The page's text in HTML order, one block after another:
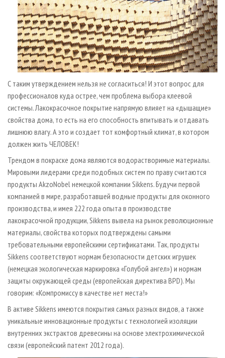
С таким утверждением нельзя не согласиться! И этот вопрос для
профессионалов куда острее, чем проблема выбора клеевой
системы. Лакокрасочное покрытие напрямую влияет на «дышащие»
свойства дома, то есть на его способность впитывать и отдавать
лишнюю влагу. А это и создает тот комфортный климат, в котором
должен жить ЧЕЛОВЕК!
Трендом в покраске дома являются водорастворимые материалы.
Мировыми лидерами среди подобных систем по праву считаются
продукты AkzoNobel немецкой компании Sikkens. Будучи первой
компанией в мире, разработавшей водные продукты для оконного
производства, и имея 222 года опыта в производстве
лакокрасочной продукции, Sikkens вывела на рынок революционные
материалы, свойства которых подтверждены самыми
требовательными европейскими сертификатами. Так, продукты
Sikkens соответствуют нормам безопасности детских игрушек
(немецкая экологическая маркировка «Голубой ангел») и нормам
защиты окружающей среды (европейская директива BPD). Мы
говорим: «Компромиссу в качестве нет места!»
В активе Sikkens имеются покрытия самых разных видов, а также
уникальные инновационные продукты с технологией изоляции
внутренних экстрактов древесины на основе электрохимической
связи (европейский патент 2012 года).